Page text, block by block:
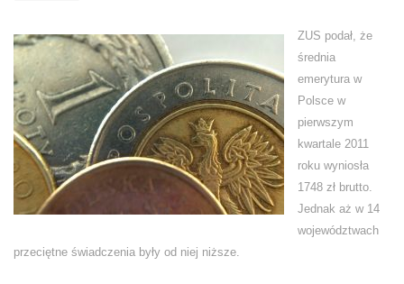
ZUS podał, że
średnia
emerytura w
Polsce w
pierwszym
kwartale 2011
roku wyniosła
1748 zł brutto.
Jednak aż w 14
województwach
przeciętne świadczenia były od niej niższe.